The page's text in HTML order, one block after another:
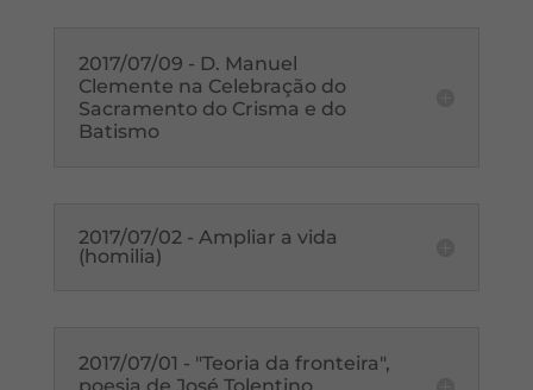
2017/07/09 - D. Manuel
Clemente na Celebração do
Sacramento do Crisma e do
Batismo
2017/07/02 - Ampliar a vida
(homilia)
2017/07/01 - "Teoria da fronteira",